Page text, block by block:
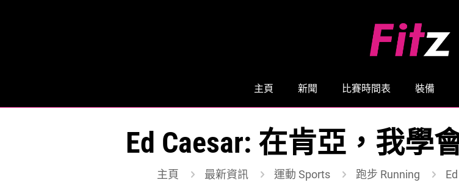
主頁 新聞 比賽時間表 裝備
Ed Caesar: 在肯亞，我學
主頁 最新資訊 運動 Sports 跑步 Running